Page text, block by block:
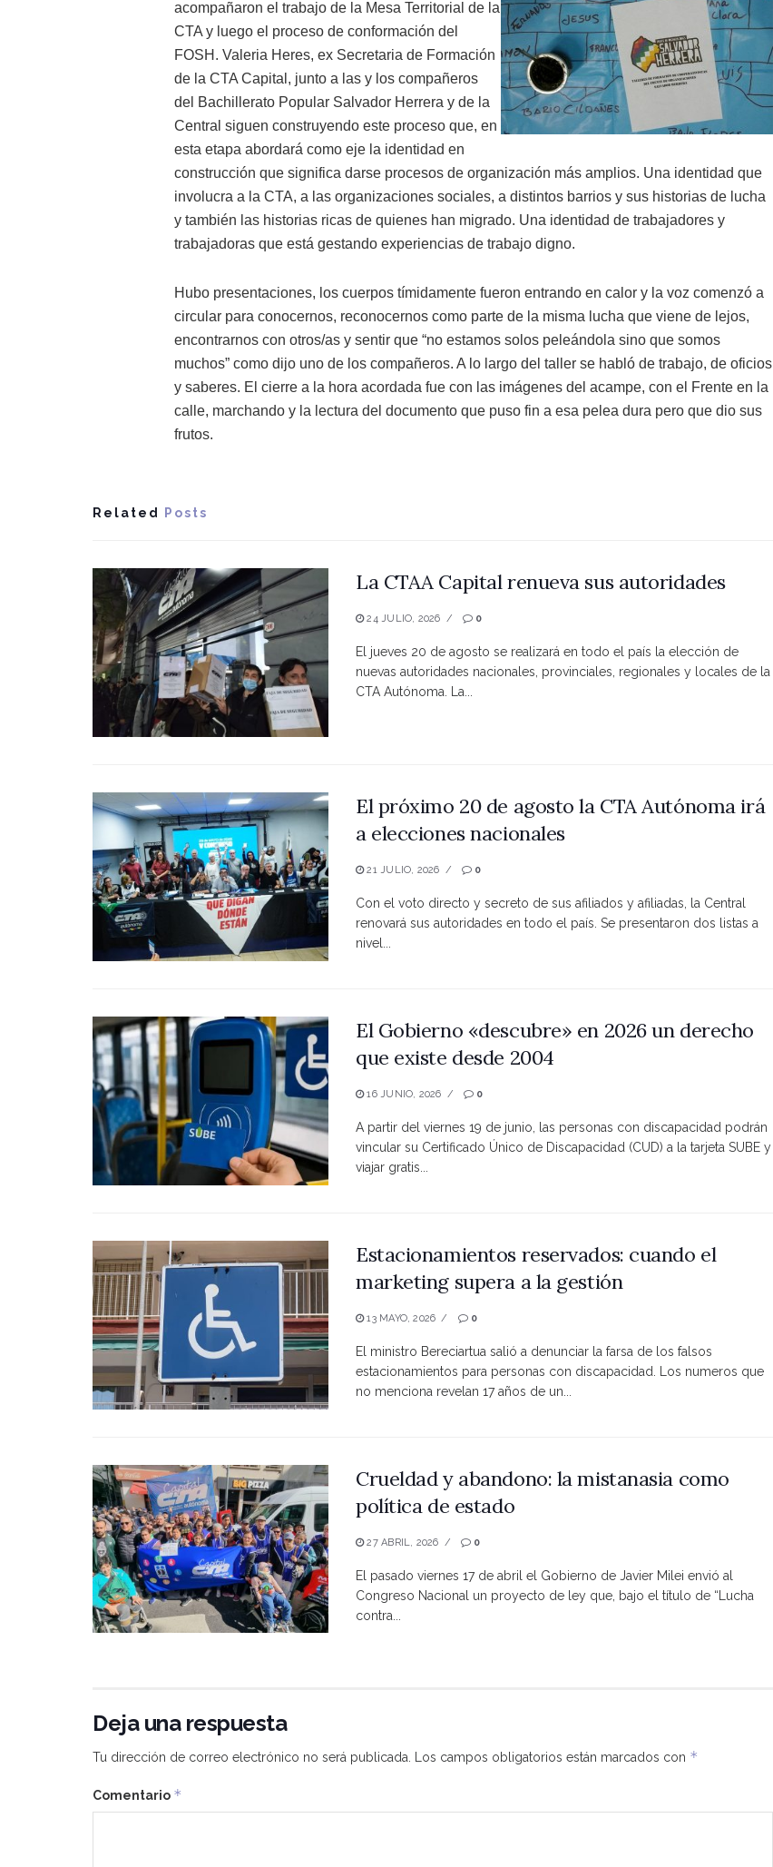
acompañaron el trabajo de la Mesa Territorial de la
CTA y luego el proceso de conformación del
FOSH. Valeria Heres, ex Secretaria de Formación
de la CTA Capital, junto a las y los compañeros
del Bachillerato Popular Salvador Herrera y de la
Central siguen construyendo este proceso que, en
esta etapa abordará como eje la identidad en
construcción que significa darse procesos de organización más amplios. Una identidad que
involucra a la CTA, a las organizaciones sociales, a distintos barrios y sus historias de lucha
y también las historias ricas de quienes han migrado. Una identidad de trabajadores y
trabajadoras que está gestando experiencias de trabajo digno.
Hubo presentaciones, los cuerpos tímidamente fueron entrando en calor y la voz comenzó a
circular para conocernos, reconocernos como parte de la misma lucha que viene de lejos,
encontrarnos con otros/as y sentir que “no estamos solos peleándola sino que somos
muchos” como dijo uno de los compañeros. A lo largo del taller se habló de trabajo, de oficios
y saberes. El cierre a la hora acordada fue con las imágenes del acampe, con el Frente en la
calle, marchando y la lectura del documento que puso fin a esa pelea dura pero que dio sus
frutos.
Related Posts
La CTAA Capital renueva sus autoridades
24 JULIO, 2026 0
El jueves 20 de agosto se realizará en todo el país la elección de
nuevas autoridades nacionales, provinciales, regionales y locales de la
CTA Autónoma. La...
El próximo 20 de agosto la CTA Autónoma irá
a elecciones nacionales
21 JULIO, 2026 0
Con el voto directo y secreto de sus afiliados y afiliadas, la Central
renovará sus autoridades en todo el país. Se presentaron dos listas a
nivel...
El Gobierno «descubre» en 2026 un derecho
que existe desde 2004
16 JUNIO, 2026 0
A partir del viernes 19 de junio, las personas con discapacidad podrán
vincular su Certificado Único de Discapacidad (CUD) a la tarjeta SUBE y
viajar gratis...
Estacionamientos reservados: cuando el
marketing supera a la gestión
13 MAYO, 2026 0
El ministro Bereciartua salió a denunciar la farsa de los falsos
estacionamientos para personas con discapacidad. Los numeros que
no menciona revelan 17 años de un...
Crueldad y abandono: la mistanasia como
política de estado
27 ABRIL, 2026 0
El pasado viernes 17 de abril el Gobierno de Javier Milei envió al
Congreso Nacional un proyecto de ley que, bajo el título de “Lucha
contra...
Deja una respuesta
Tu dirección de correo electrónico no será publicada. Los campos obligatorios están marcados con *
Comentario *